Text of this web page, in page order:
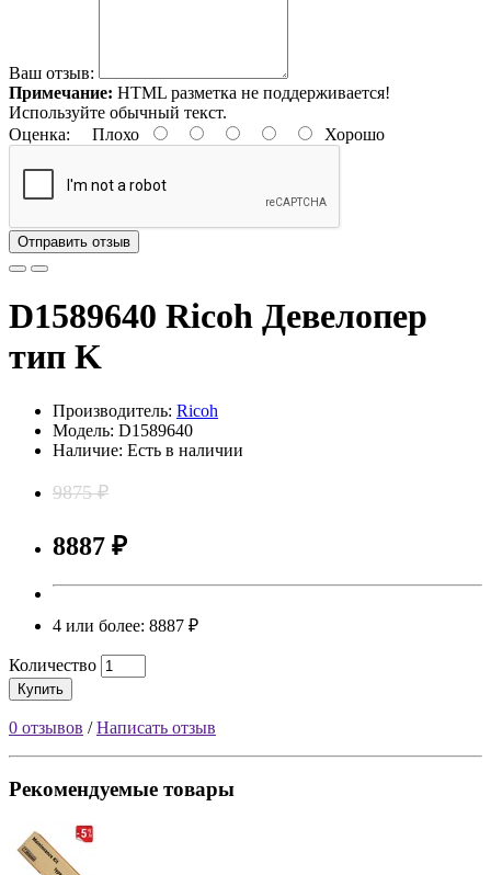
Ваш отзыв:
Примечание: HTML разметка не поддерживается!
Используйте обычный текст.
Оценка: Плохо Хорошо
Отправить отзыв
D1589640 Ricoh Девелопер
тип K
Производитель: Ricoh
Модель: D1589640
Наличие: Есть в наличии
9875 ₽
8887 ₽
4 или более: 8887 ₽
Количество
Купить
0 отзывов /Написать отзыв
Рекомендуемые товары